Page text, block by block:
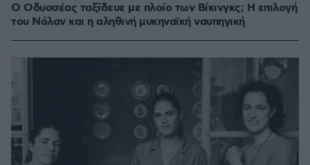
Ο Οδυσσέας ταξίδευε με πλοίο των Βίκινγκς; Η επιλογή
του Νόλαν και η αληθινή μυκηναϊκή ναυπηγική